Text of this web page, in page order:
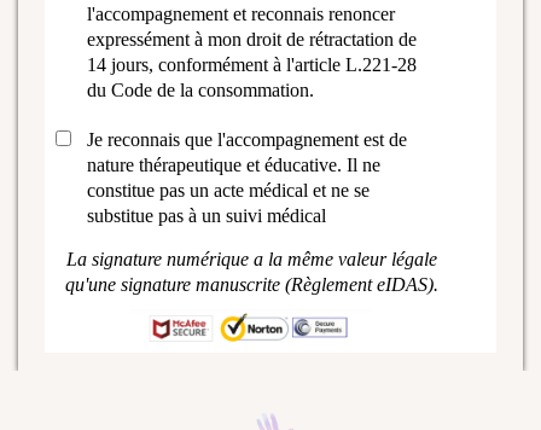
l'accompagnement et reconnais renoncer
expressément à mon droit de rétractation de
14 jours, conformément à l'article L.221-28
du Code de la consommation.
Je reconnais que l'accompagnement est de
nature thérapeutique et éducative. Il ne
constitue pas un acte médical et ne se
substitue pas à un suivi médical
La signature numérique a la même valeur légale
qu'une signature manuscrite (Règlement eIDAS).